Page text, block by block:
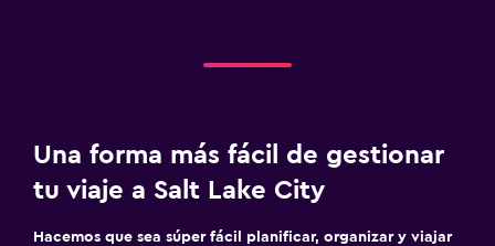
Una forma más fácil de gestionar
tu viaje a Salt Lake City
Hacemos que sea súper fácil planificar, organizar y viajar